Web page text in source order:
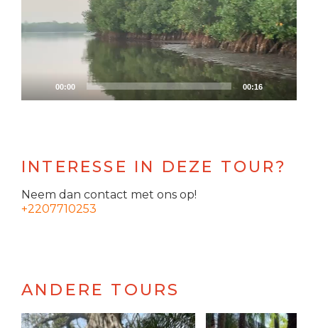
00:00 00:16
INTERESSE IN DEZE TOUR?
Neem dan contact met ons op!
+2207710253
ANDERE TOURS